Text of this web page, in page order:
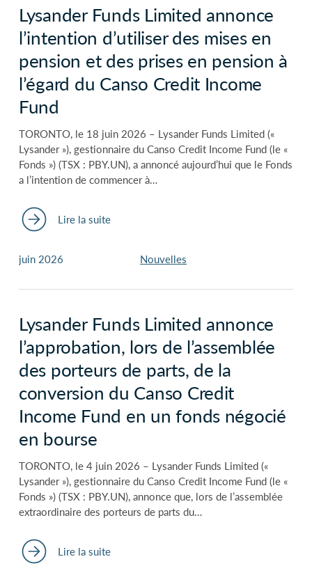
Lysander Funds Limited annonce
l’intention d’utiliser des mises en
pension et des prises en pension à
l’égard du Canso Credit Income
Fund
TORONTO, le 18 juin 2026 – Lysander Funds Limited («
Lysander »), gestionnaire du Canso Credit Income Fund (le «
Fonds ») (TSX : PBY.UN), a annoncé aujourd’hui que le Fonds
a l’intention de commencer à…
Lire la suite
juin 2026 Nouvelles
Lysander Funds Limited annonce
l’approbation, lors de l’assemblée
des porteurs de parts, de la
conversion du Canso Credit
Income Fund en un fonds négocié
en bourse
TORONTO, le 4 juin 2026 – Lysander Funds Limited («
Lysander »), gestionnaire du Canso Credit Income Fund (le «
Fonds ») (TSX : PBY.UN), annonce que, lors de l’assemblée
extraordinaire des porteurs de parts du…
Lire la suite